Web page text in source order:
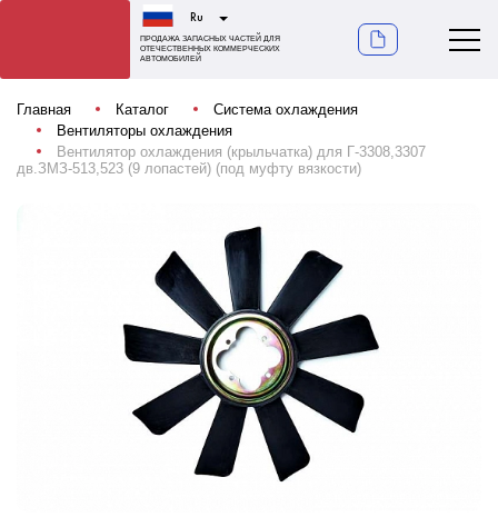
Ru
ПРОДАЖА ЗАПАСНЫХ ЧАСТЕЙ ДЛЯ
ОТЕЧЕСТВЕННЫХ КОММЕРЧЕСКИХ
АВТОМОБИЛЕЙ
Главная Каталог
Система охлаждения
Вентиляторы охлаждения
Вентилятор охлаждения (крыльчатка) для Г-3308,3307
дв.ЗМЗ-513,523 (9 лопастей) (под муфту вязкости)